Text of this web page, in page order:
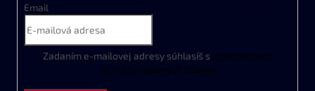
Email
Zadaním e-mailovej adresy súhlasíš s podmienkami
ochrany osobných údajov